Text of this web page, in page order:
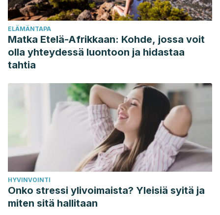
https://www.ncbi.nlm.nih.gov/pmc/articles/PMC9097923/.
Carey, R. M., Moran, A. E., & Whelton, P. K. (2022).
Treatment of Hypertension: A Review
1849–1861. Consultado el 25 de mayo de
2023.
https://doi.org/10.1001/jama.2022.19590
Cancer. Consultado el 25 de mayo de 2023.
https://pubmed.ncbi.nlm.nih.gov/29262132/.
MedlinePlus (2022).
Diálisis – peritoneal
. Consultado el 25
https://medlineplus.gov/spanish/ency/article/007434.htm.
Oparil, S., Acelajado, M. C., Bakris, G. L., Berlowitz, D. R.,
Cífková, R., Dominiczak, A. F., Grassi, G., Jordan, J., Poulter,
N. R., Rodgers, A., & Whelton, P. K. (2018).
Hypertension.
Nature reviews. Disease primers, 4, 18014.
ELÄMÄNTAPA
Matka Etelä-Afrikkaan: Kohde, jossa voit
olla yhteydessä luontoon ja hidastaa
tahtia
HYVINVOINTI
Onko stressi ylivoimaista? Yleisiä syitä ja
miten sitä hallitaan